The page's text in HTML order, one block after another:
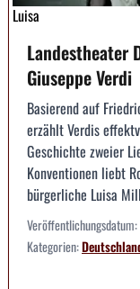
Luisa
Landestheater
Giuseppe Verdi
Basierend auf
erzählt Verdis
Geschichte zweier
Konventionen liebt
bürgerliche Luisa
Veröffentlichungsdatum:
Kategorien: